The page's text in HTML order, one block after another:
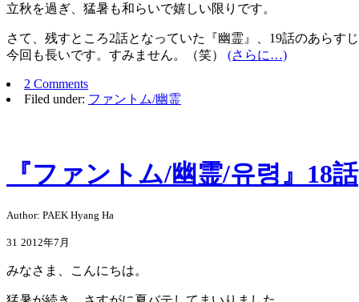
立秋を過ぎ、猛暑も和らいで嬉しい限りです。
さて、残すところ2話となっていた『幽霊』、19話のあらすじ
今回も長いです。すみません。（笑） (さらに…)
2 Comments
Filed under: ファントム/幽霊
『ファントム/幽霊/유령』18話
Author: PAEK Hyang Ha
31 2012年7月
みなさま、こんにちは。